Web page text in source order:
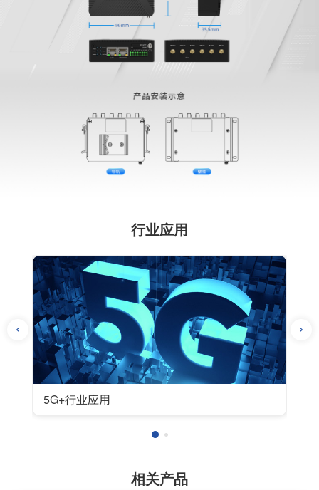
行业应用
· 五大场景“不掉线”！四信新品打造工业5G+WiFi6连
接新引擎
5G+行业应用
相关产品